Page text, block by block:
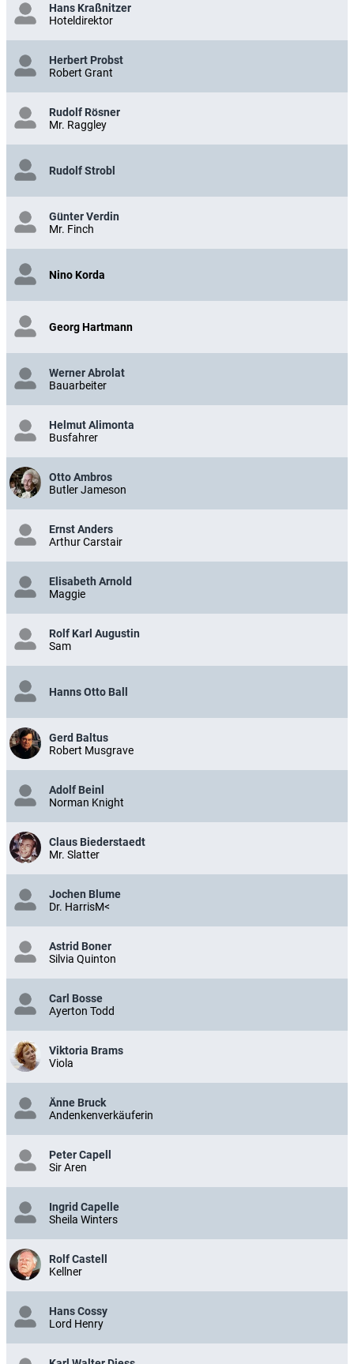
Hans Kraßnitzer
Hoteldirektor
Herbert Probst
Robert Grant
Rudolf Rösner
Mr. Raggley
Rudolf Strobl
Günter Verdin
Mr. Finch
Nino Korda
Georg Hartmann
Werner Abrolat
Bauarbeiter
Helmut Alimonta
Busfahrer
Otto Ambros
Butler Jameson
Ernst Anders
Arthur Carstair
Elisabeth Arnold
Maggie
Rolf Karl Augustin
Sam
Hanns Otto Ball
Gerd Baltus
Robert Musgrave
Adolf Beinl
Norman Knight
Claus Biederstaedt
Mr. Slatter
Jochen Blume
Dr. HarrisM<
Astrid Boner
Silvia Quinton
Carl Bosse
Ayerton Todd
Viktoria Brams
Viola
Änne Bruck
Andenkenverkäuferin
Peter Capell
Sir Aren
Ingrid Capelle
Sheila Winters
Rolf Castell
Kellner
Hans Cossy
Lord Henry